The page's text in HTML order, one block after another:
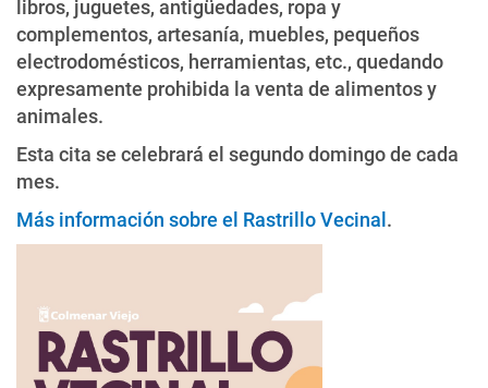
libros, juguetes, antigüedades, ropa y
complementos, artesanía, muebles, pequeños
electrodomésticos, herramientas, etc., quedando
expresamente prohibida la venta de alimentos y
animales.
Esta cita se celebrará el segundo domingo de cada
mes.
Más información sobre el Rastrillo Vecinal.